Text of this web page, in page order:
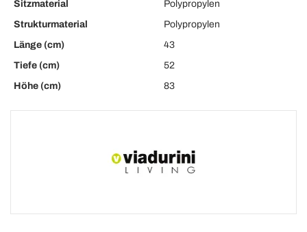
Sitzmaterial
Polypropylen
Strukturmaterial
Polypropylen
Länge (cm)
43
Tiefe (cm)
52
Höhe (cm)
83